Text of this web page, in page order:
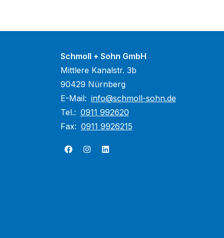
Schmoll + Sohn GmbH
Mittlere Kanalstr. 3b
90429 Nürnberg
E-Mail: info@schmoll-sohn.de
Tel.: 0911 992620
Fax: 0911 9926215